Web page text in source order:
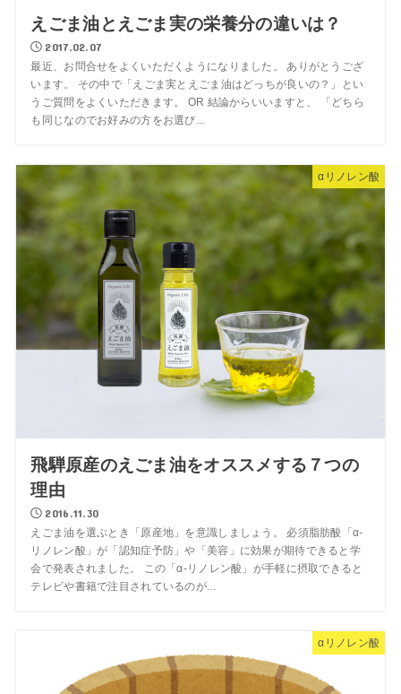
えごま油とえごま実の栄養分の違いは？
2017.02.07
最近、お問合せをよくいただくようになりました。 ありがとうござ
います。 その中で「えごま実とえごま油はどっちが良いの？」とい
うご質問をよくいただきます。 OR 結論からいいますと、 「どちら
も同じなのでお好みの方をお選び...
αリノレン酸
飛騨原産のえごま油をオススメする７つの
理由
2016.11.30
えごま油を選ぶとき「原産地」を意識しましょう。 必須脂肪酸「α-
リノレン酸」が「認知症予防」や「美容」に効果が期待できると学
会で発表されました。 この「α-リノレン酸」が手軽に摂取できると
テレビや書籍で注目されているのが...
αリノレン酸